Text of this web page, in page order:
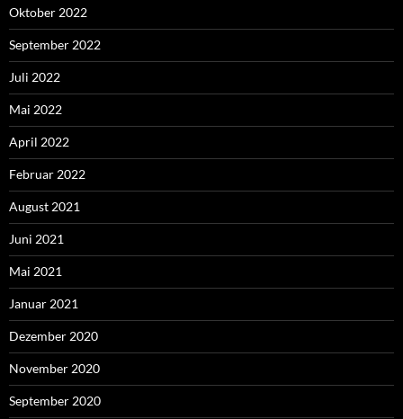
Oktober 2022
September 2022
Juli 2022
Mai 2022
April 2022
Februar 2022
August 2021
Juni 2021
Mai 2021
Januar 2021
Dezember 2020
November 2020
September 2020